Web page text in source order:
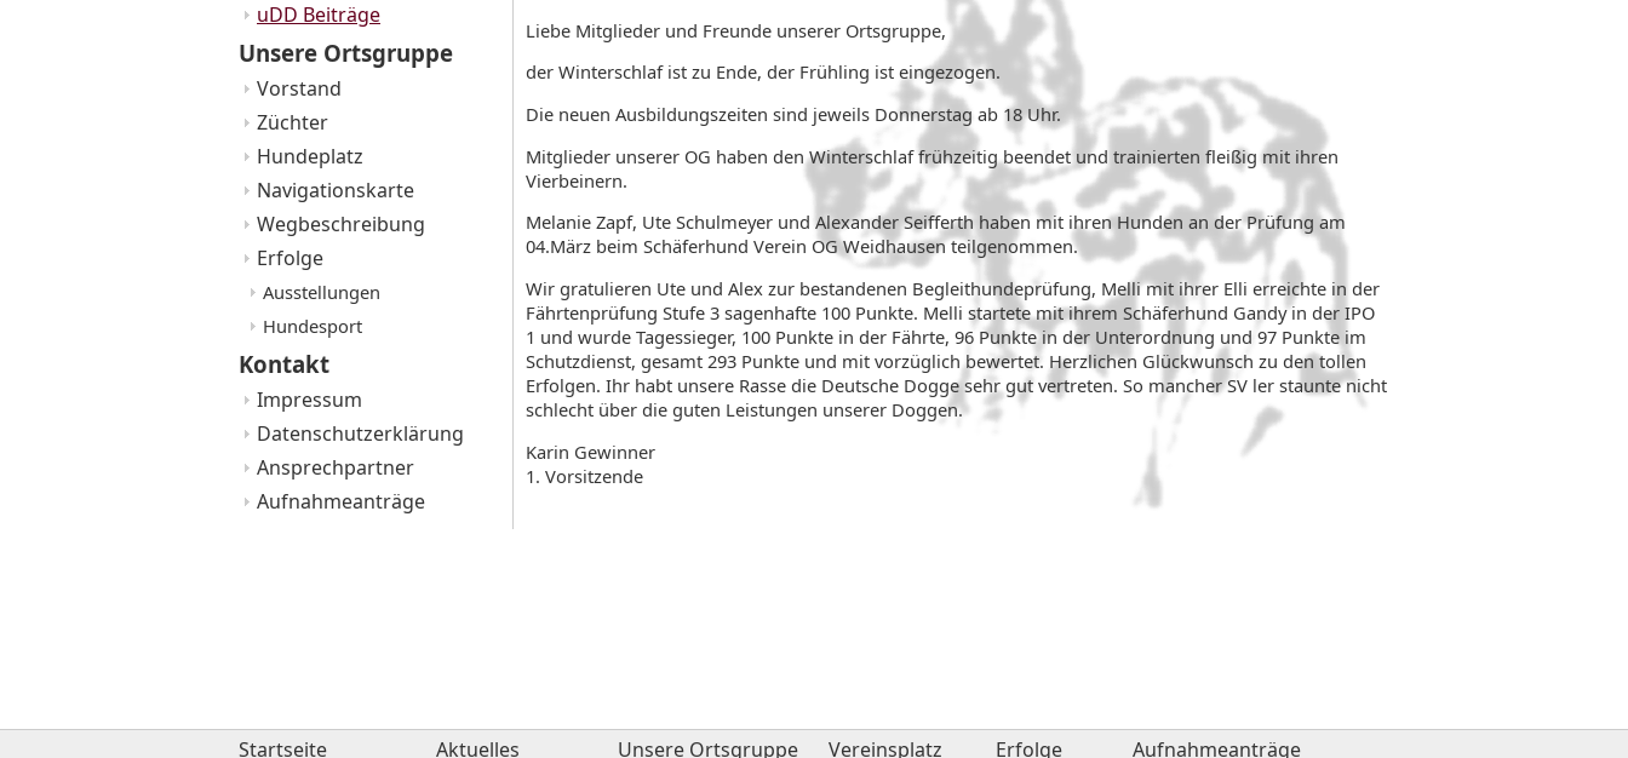
uDD Beiträge
Unsere Ortsgruppe
Vorstand
Züchter
Hundeplatz
Navigationskarte
Wegbeschreibung
Erfolge
Ausstellungen
Hundesport
Kontakt
Impressum
Datenschutzerklärung
Ansprechpartner
Aufnahmeanträge
Liebe Mitglieder und Freunde unserer Ortsgruppe,
der Winterschlaf ist zu Ende, der Frühling ist eingezogen.
Die neuen Ausbildungszeiten sind jeweils Donnerstag ab 18 Uhr.
Mitglieder unserer OG haben den Winterschlaf frühzeitig beendet und trainierten fleißig mit ihren
Vierbeinern.
Melanie Zapf, Ute Schulmeyer und Alexander Seifferth haben mit ihren Hunden an der Prüfung am
04.März beim Schäferhund Verein OG Weidhausen teilgenommen.
Wir gratulieren Ute und Alex zur bestandenen Begleithundeprüfung, Melli mit ihrer Elli erreichte in der
Fährtenprüfung Stufe 3 sagenhafte 100 Punkte. Melli startete mit ihrem Schäferhund Gandy in der IPO
1 und wurde Tagessieger, 100 Punkte in der Fährte, 96 Punkte in der Unterordnung und 97 Punkte im
Schutzdienst, gesamt 293 Punkte und mit vorzüglich bewertet. Herzlichen Glückwunsch zu den tollen
Erfolgen. Ihr habt unsere Rasse die Deutsche Dogge sehr gut vertreten. So mancher SV ler staunte nicht
schlecht über die guten Leistungen unserer Doggen.
Karin Gewinner
1. Vorsitzende
Startseite Aktuelles Unsere Ortsgruppe Vereinsplatz Erfolge Aufnahmeanträge